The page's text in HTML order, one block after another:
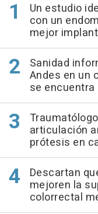
Un estudio
con un
mejor
Sanidad
Andes en un
se encuentra
articulación
prótesis en
Descartan
mejoren la
colorrectal